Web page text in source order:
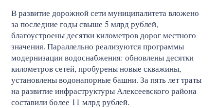
В развитие дорожной сети муниципалитета вложено
за последние годы свыше 5 млрд рублей,
благоустроены десятки километров дорог местного
значения. Параллельно реализуются программы
модернизации водоснабжения: обновлены десятки
километров сетей, пробурены новые скважины,
установлены водонапорные башни. За пять лет траты
на развитие инфраструктуры Алексеевского района
составили более 11 млрд рублей.